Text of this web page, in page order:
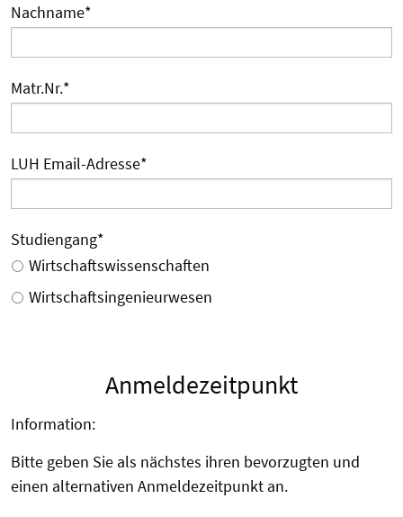
Nachname*
Matr.Nr.*
LUH Email-Adresse*
Studiengang*
Wirtschaftswissenschaften
Wirtschaftsingenieurwesen
Anmeldezeitpunkt
Information:
Bitte geben Sie als nächstes ihren bevorzugten und
einen alternativen Anmeldezeitpunkt an.